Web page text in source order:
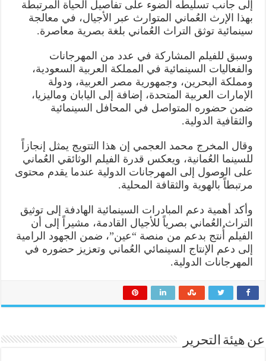
إلى جانب تسليطه الضوء على تفاصيل الحياة المرتبطة
بهذا الإرث العُماني المتوارث عبر الأجيال، في معالجة
سينمائية توثق التراث العُماني بلغة بصرية معاصرة.
وسبق للفيلم المشاركة في عدد من المهرجانات
والفعاليات السينمائية في المملكة العربية السعودية،
ومملكة البحرين، وجمهورية مصر العربية، ودولة
الإمارات العربية المتحدة، إضافة إلى اليابان وماليزيا،
ضمن حضوره المتواصل في المحافل السينمائية
والثقافية الدولية.
وقال المخرج محمد العجمي إن هذا التتويج يمثل إنجازاً
للسينما العُمانية، ويعكس قدرة الفيلم الوثائقي العُماني
على الوصول إلى المهرجانات الدولية عندما يقدم محتوى
مرتبطاً بالهوية والثقافة المحلية.
وأكد أهمية دعم المبادرات السينمائية الهادفة إلى توثيق
التراث العُماني بصرياً للأجيال القادمة، مشيراً إلى أن
الفيلم أُنتج بدعم من منصة “عين”، ضمن الجهود الرامية
إلى دعم الإنتاج السينمائي العُماني وتعزيز حضوره في
المهرجانات الدولية.
عن هيئة التحرير